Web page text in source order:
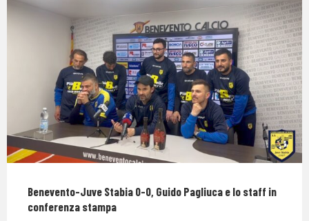
Benevento-Juve Stabia 0-0, Guido Pagliuca e lo staff in
conferenza stampa